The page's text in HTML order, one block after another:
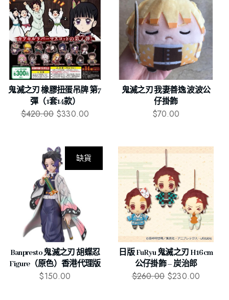
鬼滅之刃 橡膠扭蛋吊牌 第7
彈（1套14款）
$420.00 $330.00
鬼滅之刃 我妻善逸 波波公
仔掛飾
$70.00
缺貨
Banpresto 鬼滅之刃 胡蝶忍
Figure（原色）香港代理版
$150.00
日版 FuRyu 鬼滅之刃 H16cm
公仔掛飾 – 炭治郎
$260.00 $230.00